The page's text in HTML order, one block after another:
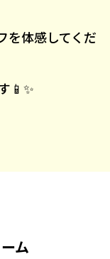
を体感してくだ
📱✨
ム